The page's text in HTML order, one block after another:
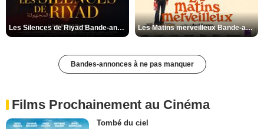
Les Silences de Riyad Bande-annonce VO STFR Les Matins merveilleux Bande-annonce VF
Bandes-annonces à ne pas manquer
Films Prochainement au Cinéma
Tombé du ciel